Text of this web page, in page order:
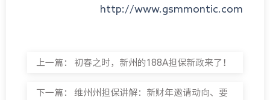
http://www.gsmmontic.com
上一篇： 初春之时，新州的188A担保新政来了！
下一篇： 维州州担保讲解：新财年邀请动向、要